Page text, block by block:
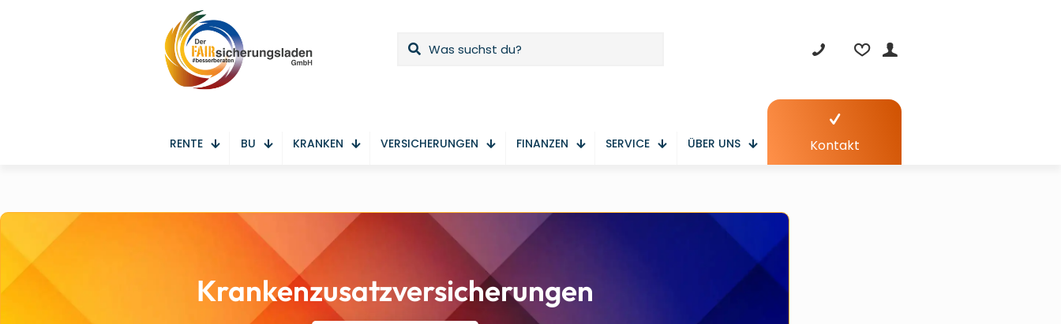
RENTE BU KRANKEN VERSICHERUNGEN FINANZEN SERVICE ÜBER UNS Kontakt
Krankenzusatzversicherungen